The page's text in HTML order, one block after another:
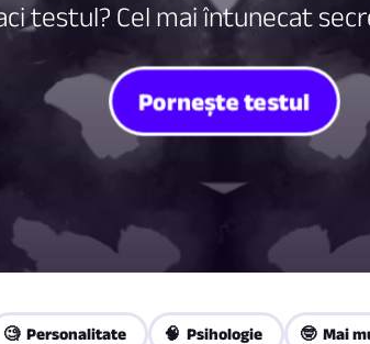
testul? Cel mai întunecat
Pornește testul
🧐 Personalitate 🧠 Psihologie 🤓 Mai